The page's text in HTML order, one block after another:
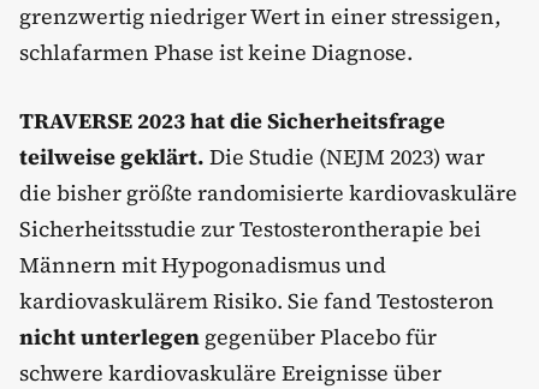
grenzwertig niedriger Wert in einer stressigen,
schlafarmen Phase ist keine Diagnose.
TRAVERSE 2023 hat die Sicherheitsfrage
teilweise geklärt. Die Studie (NEJM 2023) war
die bisher größte randomisierte kardiovaskuläre
Sicherheitsstudie zur Testosterontherapie bei
Männern mit Hypogonadismus und
kardiovaskulärem Risiko. Sie fand Testosteron
nicht unterlegen gegenüber Placebo für
schwere kardiovaskuläre Ereignisse über